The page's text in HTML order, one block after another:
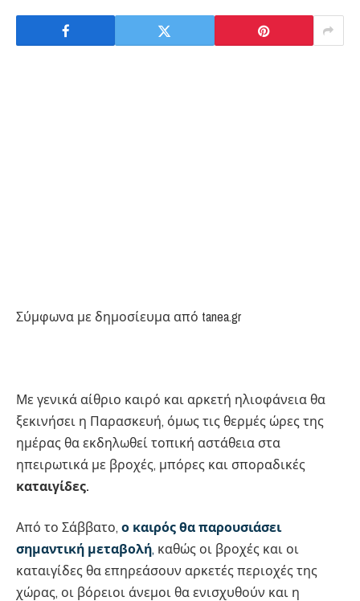
Σύμφωνα με δημοσίευμα από tanea.gr
Με γενικά αίθριο καιρό και αρκετή ηλιοφάνεια θα
ξεκινήσει η Παρασκευή, όμως τις θερμές ώρες της
ημέρας θα εκδηλωθεί τοπική αστάθεια στα
ηπειρωτικά με βροχές, μπόρες και σποραδικές
καταιγίδες.
Από το Σάββατο, ο καιρός θα παρουσιάσει
σημαντική μεταβολή, καθώς οι βροχές και οι
καταιγίδες θα επηρεάσουν αρκετές περιοχές της
χώρας, οι βόρειοι άνεμοι θα ενισχυθούν και η